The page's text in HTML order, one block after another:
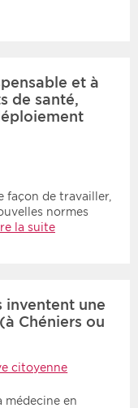
et à
de santé,
façon de travailler,
normes
la suite
inventent une
Chéniers ou
citoyenne
médecine en